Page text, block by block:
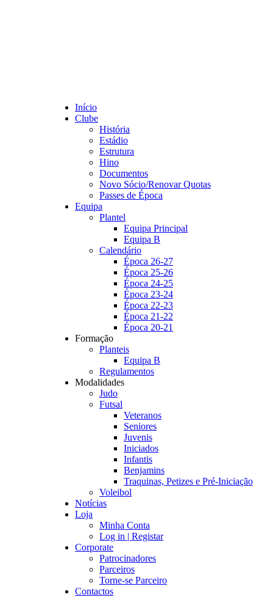
Início
Clube
História
Estádio
Estrutura
Hino
Documentos
Novo Sócio/Renovar Quotas
Passes de Época
Equipa
Plantel
Equipa Principal
Equipa B
Calendário
Época 26-27
Época 25-26
Época 24-25
Época 23-24
Época 22-23
Época 21-22
Época 20-21
Formação
Planteis
Equipa B
Regulamentos
Modalidades
Judo
Futsal
Veteranos
Seniores
Juvenis
Iniciados
Infantis
Benjamins
Traquinas, Petizes e Pré-Iniciação
Voleibol
Notícias
Loja
Minha Conta
Log in | Registar
Corporate
Patrocinadores
Parceiros
Torne-se Parceiro
Contactos